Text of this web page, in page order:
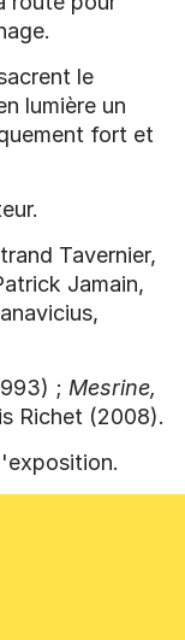
le
lumière un
fort et
Tavernier,
Jamain,
; Mesrine,
Richet (2008).